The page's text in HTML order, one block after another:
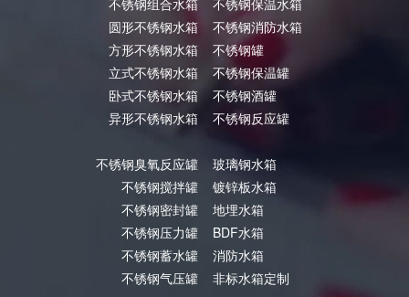
不锈钢组合水箱
圆形不锈钢水箱
方形不锈钢水箱
立式不锈钢水箱
卧式不锈钢水箱
异形不锈钢水箱
不锈钢臭氧反应罐
不锈钢搅拌罐
不锈钢密封罐
不锈钢压力罐
不锈钢蓄水罐
不锈钢气压罐
不锈钢保温水箱
不锈钢消防水箱
不锈钢罐
不锈钢保温罐
不锈钢酒罐
不锈钢反应罐
玻璃钢水箱
镀锌板水箱
地埋水箱
BDF水箱
消防水箱
非标水箱定制